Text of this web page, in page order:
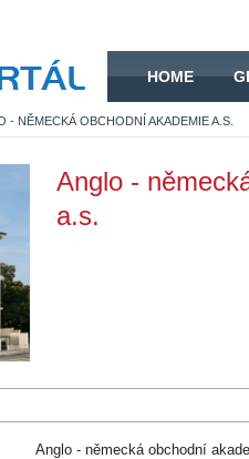
HOME
- NĚMECKÁ OBCHODNÍ AKADEMIE A.S.
Anglo -
a.s.
Anglo - německá obchodní